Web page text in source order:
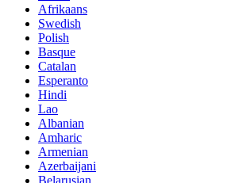
Afrikaans
Swedish
Polish
Basque
Catalan
Esperanto
Hindi
Lao
Albanian
Amharic
Armenian
Azerbaijani
Belarusian